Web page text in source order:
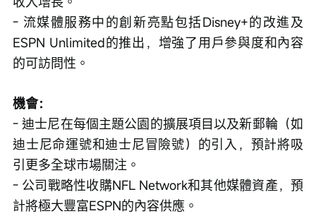
- 流媒體服務中的創新亮點包括Disney+的改進及
ESPN Unlimited的推出，增強了用戶參與度和內容
的可訪問性。
機會：
- 迪士尼在每個主題公園的擴展項目以及新郵輪（如
迪士尼命運號和迪士尼冒險號）的引入，預計將吸
引更多全球市場關注。
- 公司戰略性收購NFL Network和其他媒體資產，預
計將極大豐富ESPN的內容供應。